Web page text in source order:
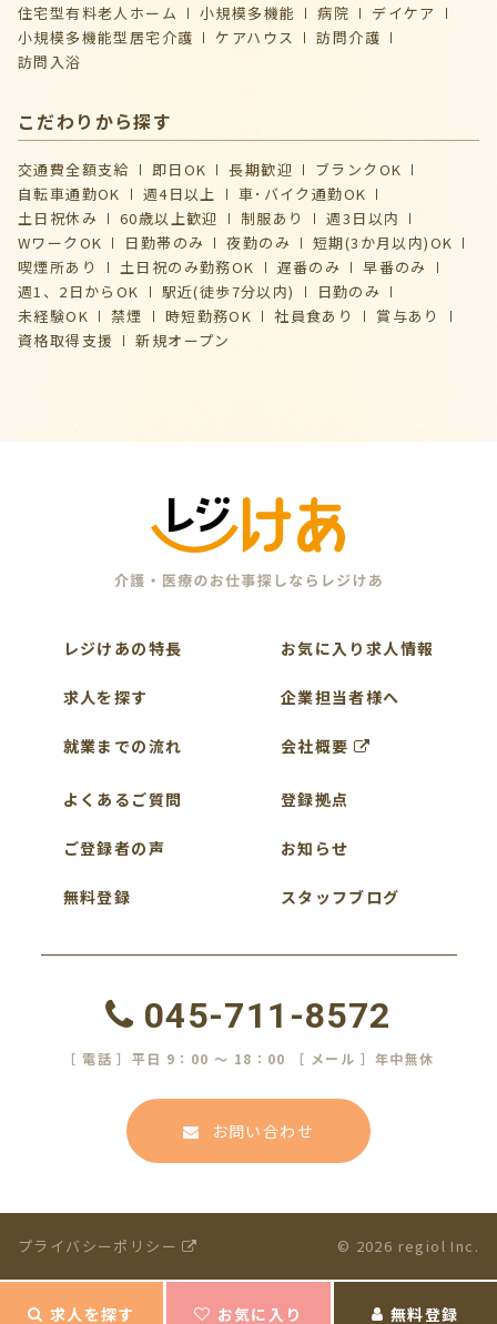
住宅型有料老人ホーム
小規模多機能 病院
デイケア
⼩規模多機能型居宅介護
ケアハウス
訪問介護
訪問入浴
こだわりから探す
交通費全額支給 即日OK 長期歓迎
ブランクOK
自転車通勤OK
週4日以上
車･バイク通勤OK
土日祝休み
60歳以上歓迎 制服あり
週3日以内
WワークOK
日勤帯のみ 夜勤のみ
短期(3か月以内)OK
喫煙所あり
土日祝のみ勤務OK 遅番のみ
早番のみ
週1、2日からOK
駅近(徒歩7分以内)
日勤のみ
未経験OK
禁煙 時短勤務OK 社員食あり
賞与あり
資格取得支援
新規オープン
求人を探す お気に入り 無料登録
レジけあの特長
求人を探す
就業までの流れ
よくあるご質問
ご登録者の声
無料登録
お気に入り求人情報
企業担当者様へ
会社概要
登録拠点
お知らせ
スタッフブログ
045-711-8572
［ 電話 ］平日 9：00 ～ 18：00 ［ メール ］年中無休
お問い合わせ
プライバシーポリシー © 2026 regiol Inc.